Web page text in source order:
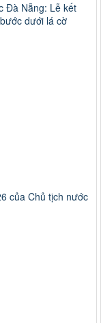
Đà Nẵng: Lễ kết
dưới lá cờ
của Chủ tịch nước